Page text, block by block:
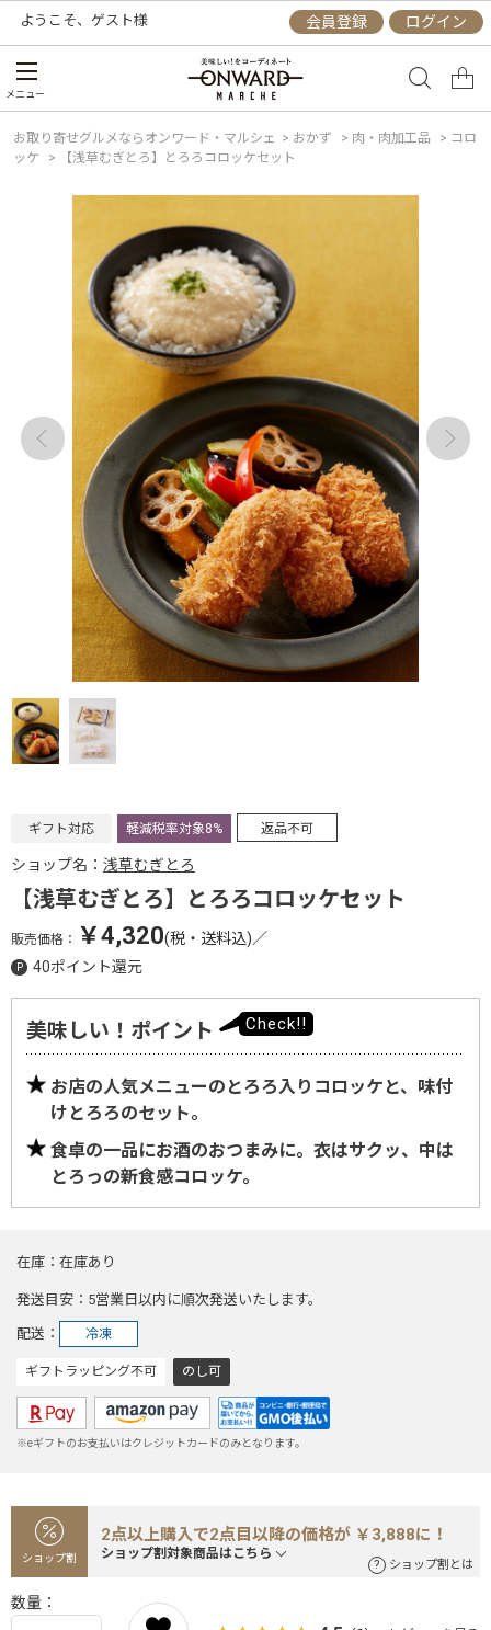
ようこそ、 ゲスト様 会員登録 ログイン
メニュー
お取り寄せグルメならオンワード・マルシェ > おかず > 肉・肉加工品 > コロ
ッケ
> 【浅草むぎとろ】とろろコロッケセット
ギフト対応 軽減税率対象8% 返品不可
ショップ名： 浅草むぎとろ
【浅草むぎとろ】とろろコロッケセット
販売価格： ￥4,320(税・送料込)／
40ポイント還元
美味しい！ポイント
お店の人気メニューのとろろ入りコロッケと、味付
けとろろのセット。
食卓の一品にお酒のおつまみに。衣はサクッ、中は
とろっの新食感コロッケ。
在庫 在庫あり
発送目安 5営業日以内に順次発送いたします。
配送 冷凍
ギフトラッピング不可 のし可
※eギフトのお支払いはクレジットカードのみとなります。
ショップ割
2点以上購入で2点目以降の価格が ￥3,888に！
ショップ割対象商品はこちら
ショップ割とは
数量